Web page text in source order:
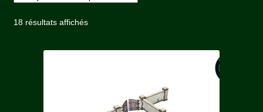
Stripe Payment Success Page
Validation de la commande
18 résultats affichésTrié